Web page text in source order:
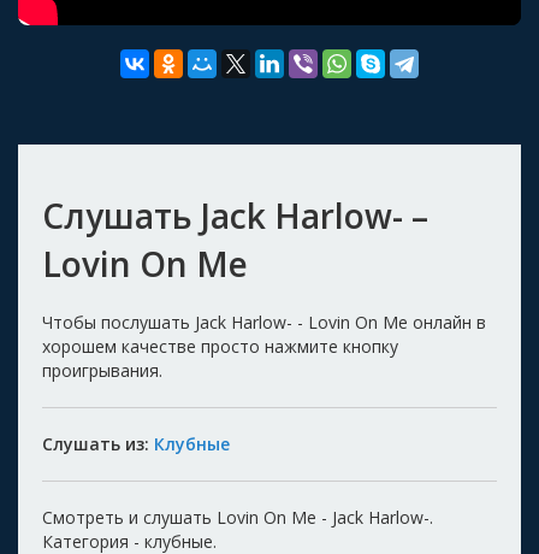
Слушать Jack Harlow- –
Lovin On Me
Чтобы послушать Jack Harlow- - Lovin On Me онлайн в
хорошем качестве просто нажмите кнопку
проигрывания.
Слушать из: Клубные
Смотреть и слушать Lovin On Me - Jack Harlow-.
Категория - клубные.